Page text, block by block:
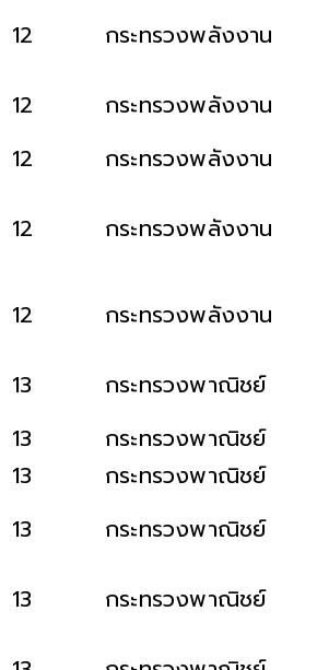
12
กระทรวงพลังงาน
12
กระทรวงพลังงาน
12
กระทรวงพลังงาน
12 กระทรวงพลังงาน
12
กระทรวงพลังงาน
13
กระทรวงพาณิชย์
13
กระทรวงพาณิชย์
13
กระทรวงพาณิชย์
13
กระทรวงพาณิชย์
13
กระทรวงพาณิชย์